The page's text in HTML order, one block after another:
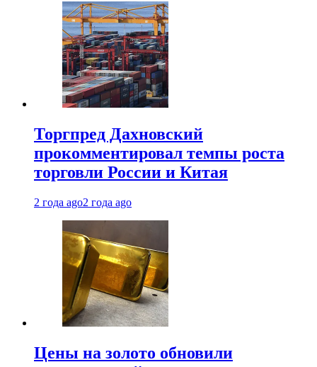
Торгпред Дахновский
прокомментировал темпы роста
торговли России и Китая
2 года ago2 года ago
Цены на золото обновили